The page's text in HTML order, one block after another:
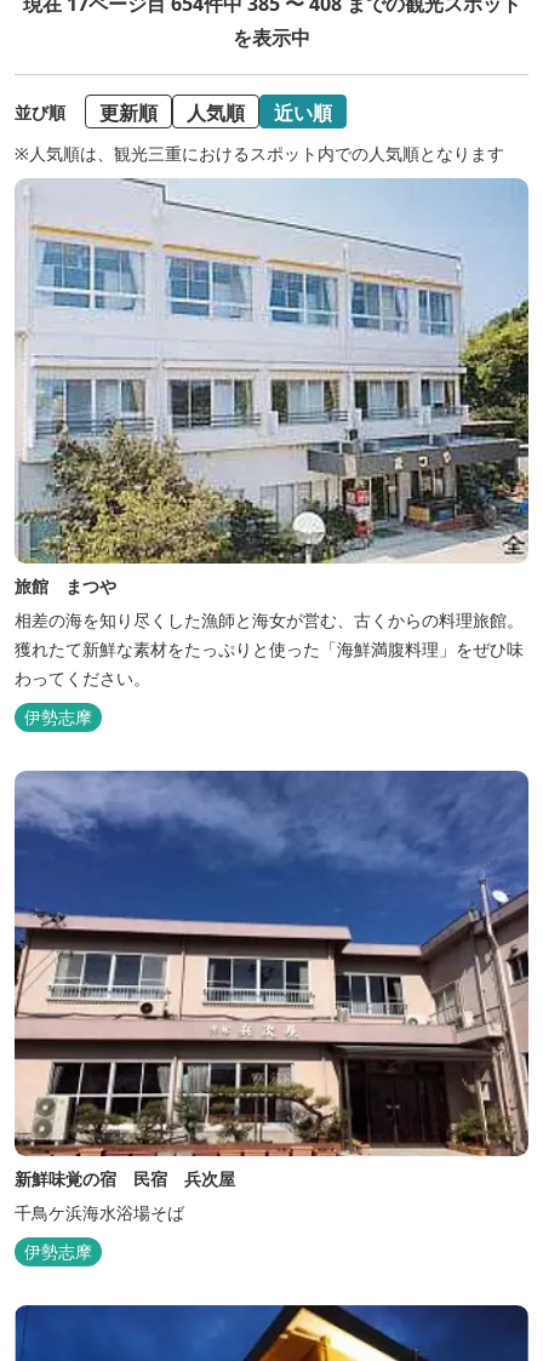
を表示中
並び順 更新順 人気順 近い順
※人気順は、観光三重におけるスポット内での人気順となります
旅館 まつや
相差の海を知り尽くした漁師と海女が営む、古くからの料理旅館。
獲れたて新鮮な素材をたっぷりと使った「海鮮満腹料理」をぜひ味
わってください。
伊勢志摩
新鮮味覚の宿 民宿 兵次屋
千鳥ケ浜海水浴場そば
伊勢志摩